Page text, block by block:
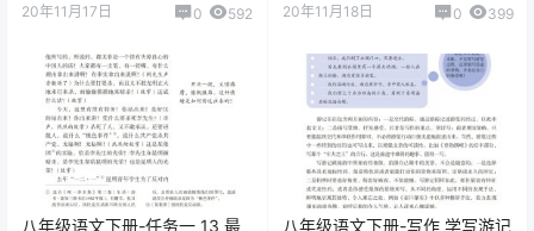
20年11月17日 0 592 20年11月18日 0 399
八年级语文下册-任务一 13 最
八年级语文下册-写作 学写游记